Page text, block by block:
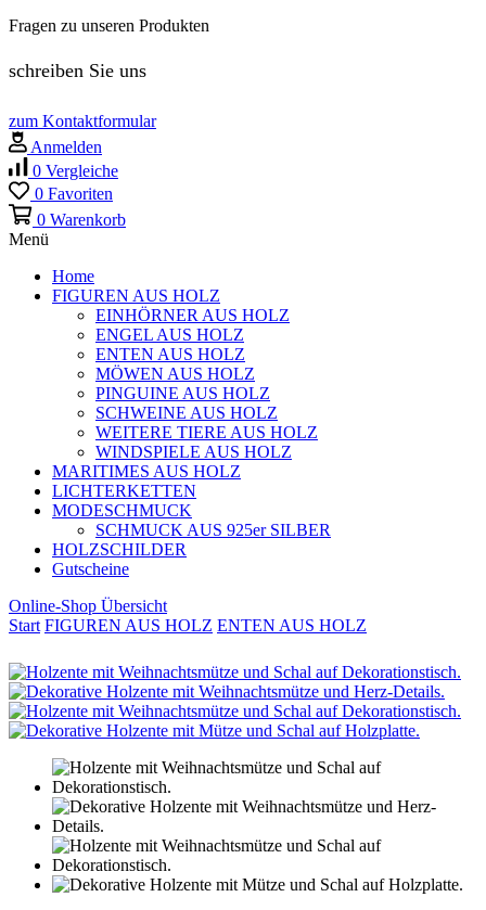
Fragen zu unseren Produkten
schreiben Sie uns
zum Kontaktformular
Anmelden
0 Vergleiche
0 Favoriten
0 Warenkorb
Menü
Home
FIGUREN AUS HOLZ
EINHÖRNER AUS HOLZ
ENGEL AUS HOLZ
ENTEN AUS HOLZ
MÖWEN AUS HOLZ
PINGUINE AUS HOLZ
SCHWEINE AUS HOLZ
WEITERE TIERE AUS HOLZ
WINDSPIELE AUS HOLZ
MARITIMES AUS HOLZ
LICHTERKETTEN
MODESCHMUCK
SCHMUCK AUS 925er SILBER
HOLZSCHILDER
Gutscheine
Online-Shop Übersicht
Start FIGUREN AUS HOLZ ENTEN AUS HOLZ